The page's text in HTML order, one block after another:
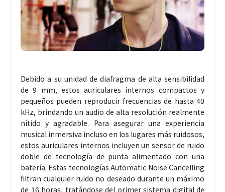
Debido a su unidad de diafragma de alta sensibilidad
de 9 mm, estos auriculares internos compactos y
pequeños pueden reproducir frecuencias de hasta 40
kHz, brindando un audio de alta resolución realmente
nítido y agradable. Para asegurar una experiencia
musical inmersiva incluso en los lugares más ruidosos,
estos auriculares internos incluyen un sensor de ruido
doble de tecnología de punta alimentado con una
batería. Estas tecnologías Automatic Noise Cancelling
filtran cualquier ruido no deseado durante un máximo
de 16 horas, tratándose del primer sistema digital de